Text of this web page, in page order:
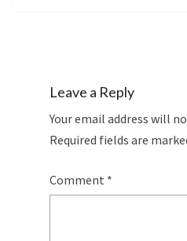
Leave a Reply
Your email address will
Required fields are
Comment *